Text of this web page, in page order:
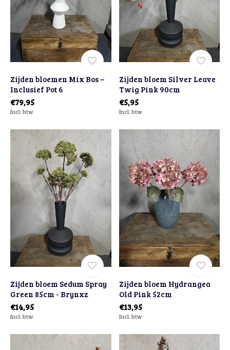
Zijden bloemen Mix Bos –
Inclusief Pot 6
€79,95
Incl. btw
Zijden bloem Silver Leave
Twig Pink 90cm
€5,95
Incl. btw
Zijden bloem Sedum Spray
Green 85cm - Brynxz
€14,95
Incl. btw
Zijden bloem Hydrangea
Old Pink 52cm
€13,95
Incl. btw